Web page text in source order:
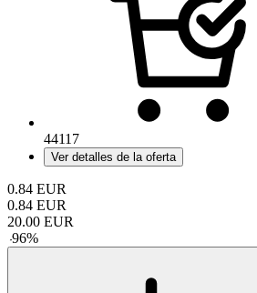
44117
Ver detalles de la oferta
0.84 EUR
0.84 EUR
20.00 EUR
-96%